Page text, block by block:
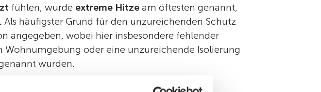
fühlen, wurde extreme Hitze am öftesten genannt,
Als häufigster Grund für den unzureichenden Schutz
angegeben, wobei hier insbesondere fehlender
Wohnumgebung oder eine unzureichende Isolierung
wurden.